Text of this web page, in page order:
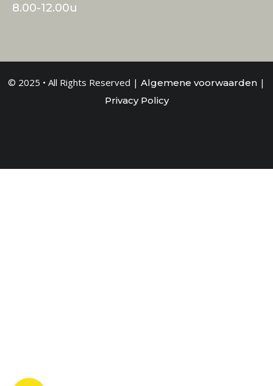
8.00-12.00u
© 2025 • All Rights Reserved | Algemene voorwaarden |
Privacy Policy